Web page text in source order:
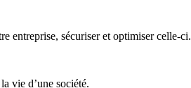
entreprise, sécuriser et optimiser celle-ci.
vie d’une société.